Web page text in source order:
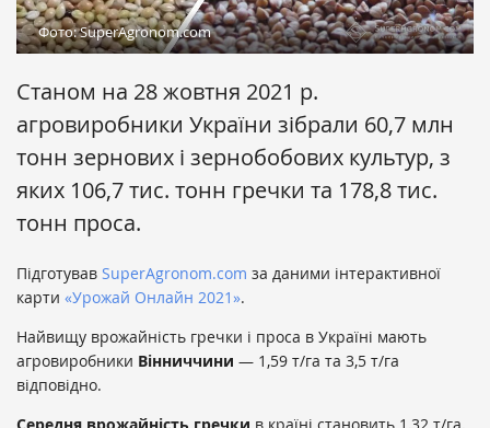
Фото: SuperAgronom.com
Станом на 28 жовтня 2021 р.
агровиробники України зібрали 60,7 млн
тонн зернових і зернобобових культур, з
яких 106,7 тис. тонн гречки та 178,8 тис.
тонн проса.
Підготував SuperAgronom.com за даними інтерактивної
карти «Урожай Онлайн 2021».
Найвищу врожайність гречки і проса в Україні мають
агровиробники Вінниччини — 1,59 т/га та 3,5 т/га
відповідно.